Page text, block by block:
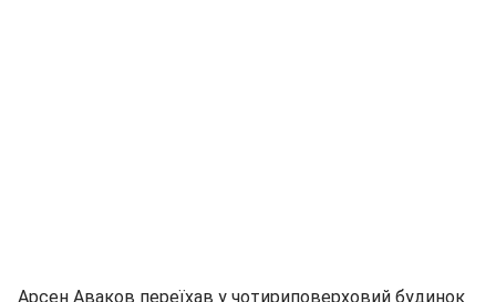
Арсен Аваков переїхав у чотириповерховий будинок